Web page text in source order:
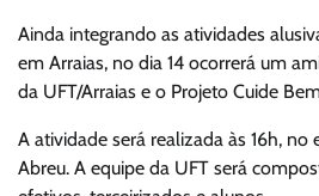
Ainda integrando as atividades
em Arraias, no dia 14 ocorrerá um
da UFT/Arraias e o Projeto Cuide
A atividade será realizada às 16h, no
Abreu. A equipe da UFT será